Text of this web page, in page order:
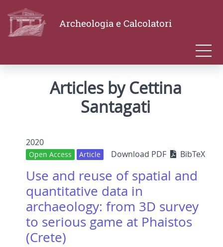
Archeologia e Calcolatori
Articles by Cettina
Santagati
2020
Open Access Article Download PDF BibTeX
Use and reuse of spatial and
quantitative data in
archaeology: from 3D survey
to serious game at Phaistos
(Crete)